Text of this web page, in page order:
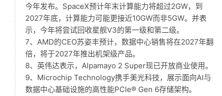
今年发布。SpaceX预计年末计算能力将超过2GW，到
2027年底，计算能力可能更接近10GW而非5GW。并表
示，今年将尝试回收星舰V3的第一级和第二级。
7、AMD的CEO苏姿丰预计，数据中心销售将在2027年翻
倍，将于2027年推出机架级产品。
8、英伟达表示，Alpamayo 2 Super现已开放商业使用。
9、Microchip Technology携手美光科技，展示面向AI与
数据中心基础设施的高性能PCIe® Gen 6存储架构。